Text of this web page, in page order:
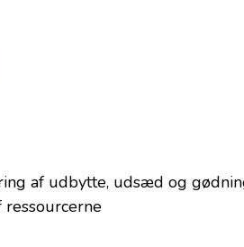
af udbytte, udsæd og